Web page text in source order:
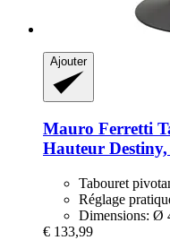
Ajouter
Mauro Ferretti
Hauteur
Tabouret
Réglage
Dimensions: Ø
€ 133,99